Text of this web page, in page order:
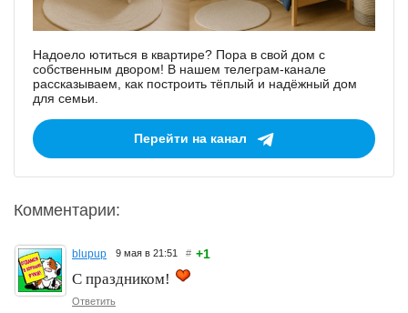
Надоело ютиться в квартире? Пора в свой дом с
собственным двором! В нашем телеграм-канале
рассказываем, как построить тёплый и надёжный дом
для семьи.
Перейти на канал
Комментарии:
blupup 9 мая в 21:51 # +1
С праздником!
Ответить